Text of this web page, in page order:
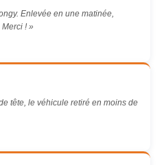
Enlevée en une matinée,
! »
tête, le véhicule retiré en moins de